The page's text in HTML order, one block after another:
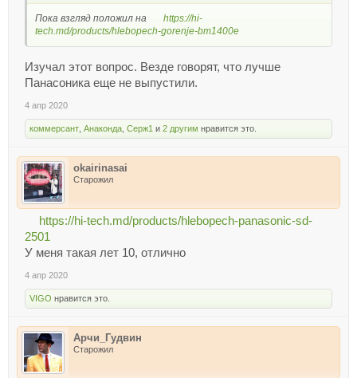
Пока взгляд положил на
https://hi-
tech.md/products/hlebopech-gorenje-bm1400e
Изучал этот вопрос. Везде говорят, что лучше
Панасоника еще не выпустили.
4 апр 2020
коммерсант Анаконда Серж1 и 2 другим нравится это.
okairinasai
Старожил
https://hi-tech.md/products/hlebopech-panasonic-sd-
2501
У меня такая лет 10, отлично
4 апр 2020
VIGO нравится это.
Арчи_Гудвин
Старожил